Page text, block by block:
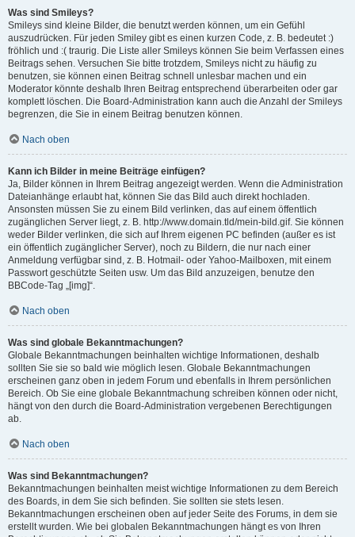
Was sind Smileys?
Smileys sind kleine Bilder, die benutzt werden können, um ein Gefühl
auszudrücken. Für jeden Smiley gibt es einen kurzen Code, z. B. bedeutet :)
fröhlich und :( traurig. Die Liste aller Smileys können Sie beim Verfassen eines
Beitrags sehen. Versuchen Sie bitte trotzdem, Smileys nicht zu häufig zu
benutzen, sie können einen Beitrag schnell unlesbar machen und ein
Moderator könnte deshalb Ihren Beitrag entsprechend überarbeiten oder gar
komplett löschen. Die Board-Administration kann auch die Anzahl der Smileys
begrenzen, die Sie in einem Beitrag benutzen können.
Nach oben
Kann ich Bilder in meine Beiträge einfügen?
Ja, Bilder können in Ihrem Beitrag angezeigt werden. Wenn die Administration
Dateianhänge erlaubt hat, können Sie das Bild auch direkt hochladen.
Ansonsten müssen Sie zu einem Bild verlinken, das auf einem öffentlich
zugänglichen Server liegt, z. B. http://www.domain.tld/mein-bild.gif. Sie können
weder Bilder verlinken, die sich auf Ihrem eigenen PC befinden (außer es ist
ein öffentlich zugänglicher Server), noch zu Bildern, die nur nach einer
Anmeldung verfügbar sind, z. B. Hotmail- oder Yahoo-Mailboxen, mit einem
Passwort geschützte Seiten usw. Um das Bild anzuzeigen, benutze den
BBCode-Tag „[img]“.
Nach oben
Was sind globale Bekanntmachungen?
Globale Bekanntmachungen beinhalten wichtige Informationen, deshalb
sollten Sie sie so bald wie möglich lesen. Globale Bekanntmachungen
erscheinen ganz oben in jedem Forum und ebenfalls in Ihrem persönlichen
Bereich. Ob Sie eine globale Bekanntmachung schreiben können oder nicht,
hängt von den durch die Board-Administration vergebenen Berechtigungen
ab.
Nach oben
Was sind Bekanntmachungen?
Bekanntmachungen beinhalten meist wichtige Informationen zu dem Bereich
des Boards, in dem Sie sich befinden. Sie sollten sie stets lesen.
Bekanntmachungen erscheinen oben auf jeder Seite des Forums, in dem sie
erstellt wurden. Wie bei globalen Bekanntmachungen hängt es von Ihren